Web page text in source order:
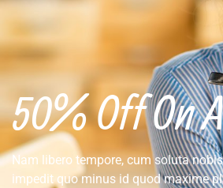
50% Off On
Nam libero tempore, cum soluta
impedit quo minus id quod maxime